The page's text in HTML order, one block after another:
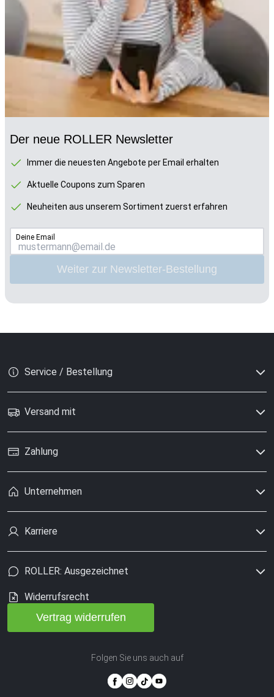
Der neue ROLLER Newsletter
Immer die neuesten Angebote per Email erhalten
Aktuelle Coupons zum Sparen
Neuheiten aus unserem Sortiment zuerst erfahren
Deine Email
Weiter zur Newsletter-Bestellung
Service / Bestellung
Versand mit
Zahlung
Unternehmen
Karriere
ROLLER: Ausgezeichnet
Widerrufsrecht
Vertrag widerrufen
Folgen Sie uns auch auf